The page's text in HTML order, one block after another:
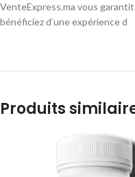
VenteExpress.ma vous
bénéficiez d’une expérience d
Produits